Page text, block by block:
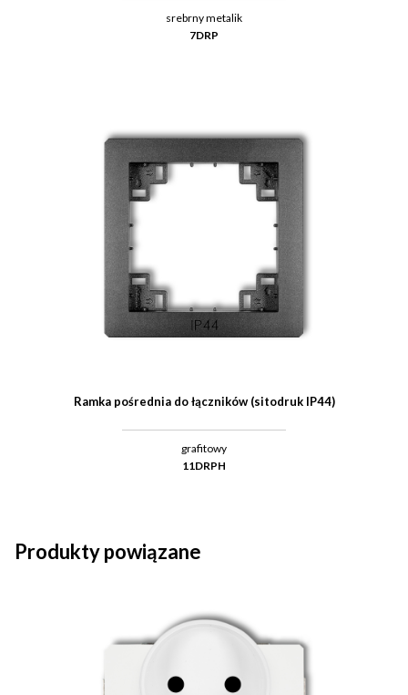
srebrny metalik
7DRP
Ramka pośrednia do łączników (sitodruk IP44)
grafitowy
11DRPH
Produkty powiązane